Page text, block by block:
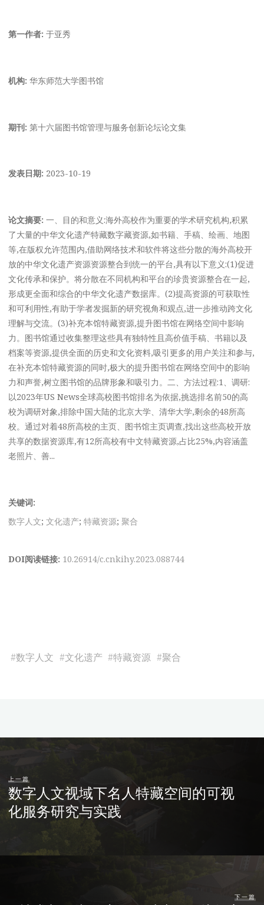
第一作者: 于亚秀
机构: 华东师范大学图书馆
期刊: 第十六届图书馆管理与服务创新论坛论文集
发表日期: 2023-10-19
论文摘要: 一、目的和意义:海外高校作为重要的学术研究机构,积累
了大量的中华文化遗产特藏数字藏资源,如书籍、手稿、绘画、地图
等,在版权允许范围内,借助网络技术和软件将这些分散的海外高校开
放的中华文化遗产资源资源整合到统一的平台,具有以下意义:(1)促进
文化传承和保护。将分散在不同机构和平台的珍贵资源整合在一起,
形成更全面和综合的中华文化遗产数据库。(2)提高资源的可获取性
和可利用性,有助于学者发掘新的研究视角和观点,进一步推动跨文化
理解与交流。(3)补充本馆特藏资源,提升图书馆在网络空间中影响
力。图书馆通过收集整理这些具有独特性且高价值手稿、书籍以及
档案等资源,提供全面的历史和文化资料,吸引更多的用户关注和参与,
在补充本馆特藏资源的同时,极大的提升图书馆在网络空间中的影响
力和声誉,树立图书馆的品牌形象和吸引力。二、方法过程:1、调研:
以2023年US News全球高校图书馆排名为依据,挑选排名前50的高
校为调研对象,排除中国大陆的北京大学、清华大学,剩余的48所高
校。通过对着48所高校的主页、图书馆主页调查,找出这些高校开放
共享的数据资源库,有12所高校有中文特藏资源,占比25%,内容涵盖
老照片、善...
关键词:
数字人文;文化遗产;特藏资源;聚合
DOI阅读链接: 10.26914/c.cnkihy.2023.088744
#数字人文 #文化遗产 #特藏资源 #聚合
上一篇
数字人文视域下名人特藏空间的可视
化服务研究与实践
下一篇